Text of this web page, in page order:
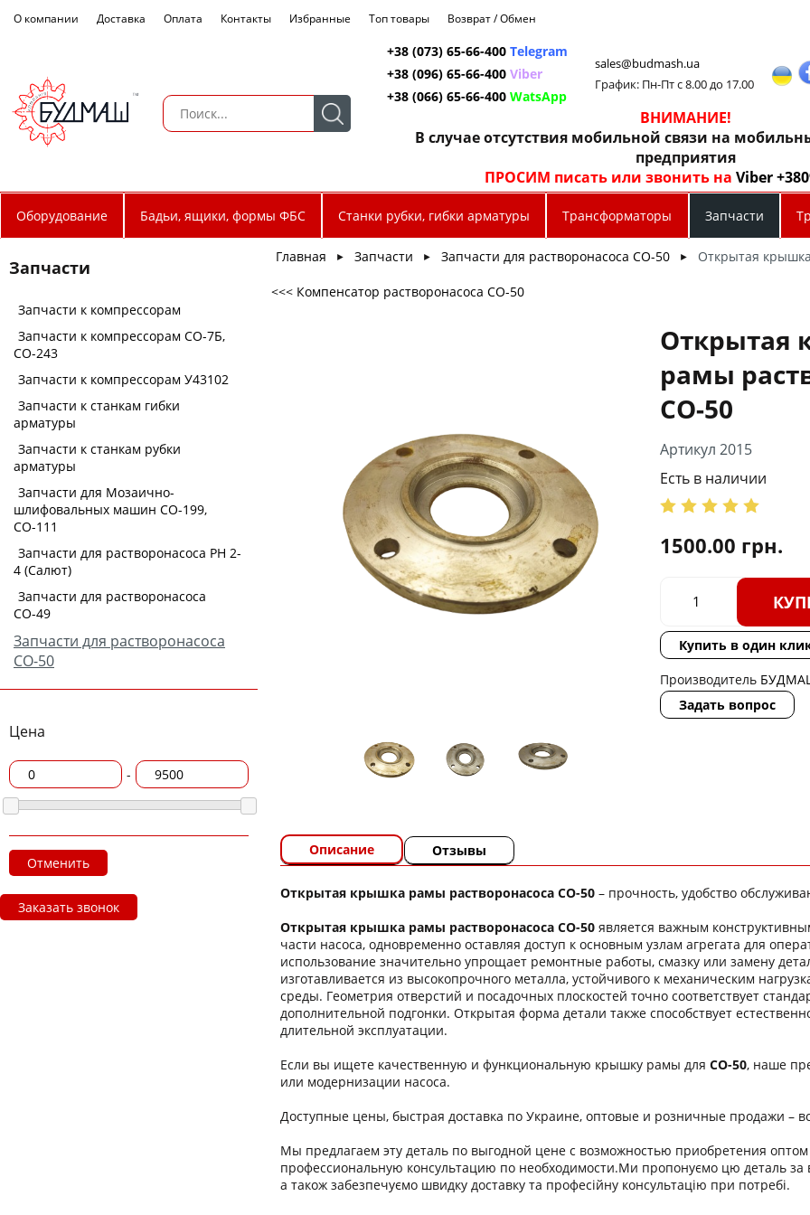
О компании Доставка Оплата Контакты Избранные Топ товары Возврат / Обмен
+38 (073) 65-66-400 Telegram
+38 (096) 65-66-400 Viber
+38 (066) 65-66-400 WatsApp
sales@budmash.ua
График: Пн-Пт с 8.00 до 17.00
ВНИМАНИЕ!
В случае отсутствия мобильной связи на
предприятия
ПРОСИМ писать или звонить наViber
Оборудование Бадьи, ящики, формы ФБС Станки рубки, гибки арматуры Трансформаторы Запчасти
Запчасти
Запчасти к компрессорам
Запчасти к компрессорам СО-7Б,
СО-243
Запчасти к компрессорам У43102
Запчасти к станкам гибки
арматуры
Запчасти к станкам рубки
арматуры
Запчасти для Мозаично-
шлифовальных машин СО-199,
СО-111
Запчасти для растворонасоса РН 2-
4 (Салют)
Запчасти для растворонасоса
СО-49
Запчасти для растворонасоса
СО-50
Цена
-
Отменить
Заказать звонок
Главная ► Запчасти ► Запчасти для растворонасоса СО-50 ► Открытая
<<< Компенсатор растворонасоса СО-50
Открытая
рамы
СО-50
Артикул 2015
Есть в наличии
1500.00 грн.
Купить в один
Производитель
Задать вопрос
Описание Отзывы
Открытая крышка рамы растворонасоса СО-50 – прочность, удобство
Открытая крышка рамы растворонасоса СО-50 является важным
части насоса, одновременно оставляя доступ к основным узлам агрегата для
использование значительно упрощает ремонтные работы, смазку или замену
изготавливается из высокопрочного металла, устойчивого к механическим
среды. Геометрия отверстий и посадочных плоскостей точно соответствует
дополнительной подгонки. Открытая форма детали также способствует
длительной эксплуатации.
Если вы ищете качественную и функциональную крышку рамы для СО-50, наше
или модернизации насоса.
Доступные цены, быстрая доставка по Украине, оптовые и розничные продажи –
Мы предлагаем эту деталь по выгодной цене с возможностью приобретения
профессиональную консультацию по необходимости.Ми пропонуємо цю деталь за
а також забезпечуємо швидку доставку та професійну консультацію при потребі.